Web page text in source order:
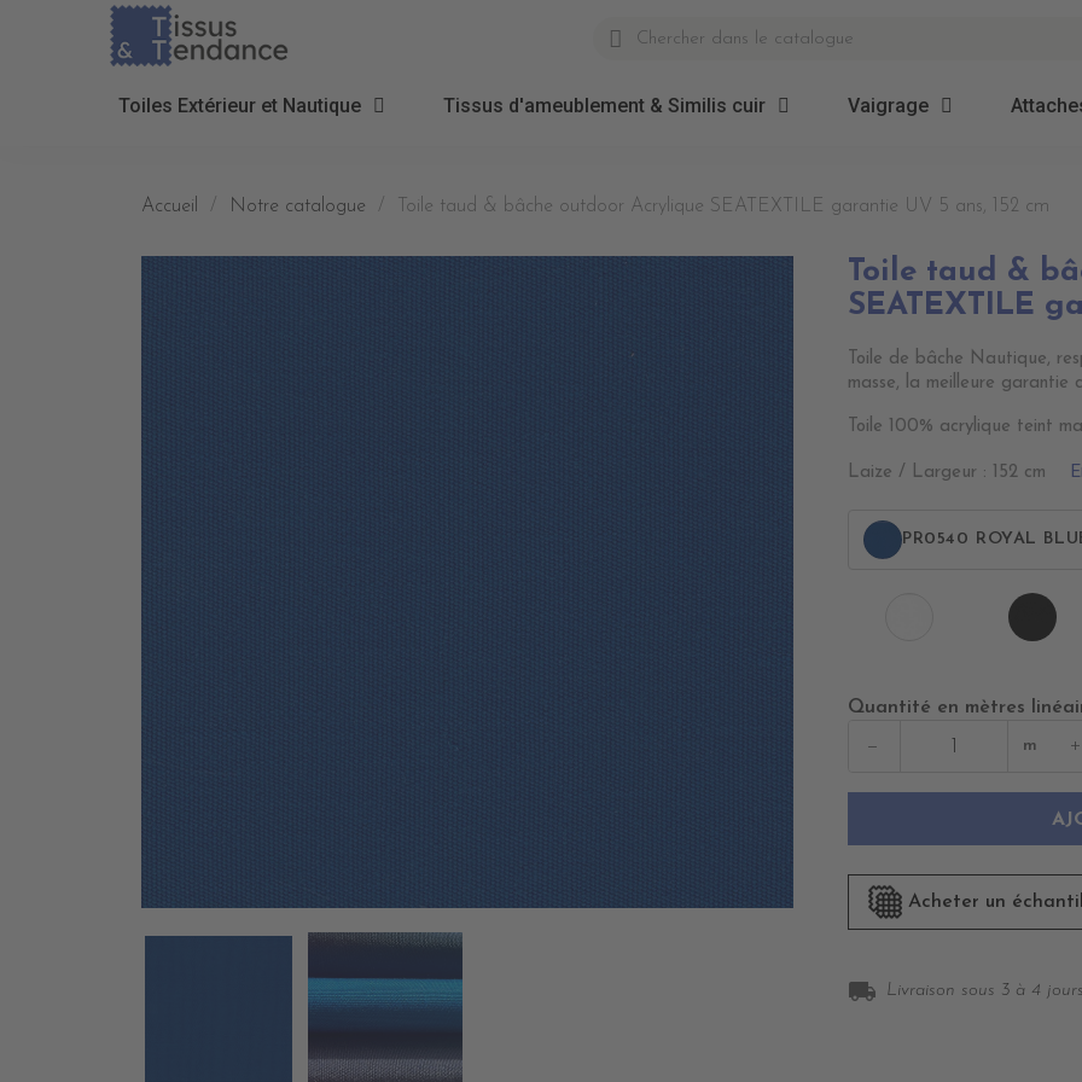
Toiles Extérieur et Nautique Tissus d'ameublement & Similis cuir Vaigrage
Accueil Notre catalogue Toile taud & bâche outdoor Acrylique SEATEXTILE garantie UV 5 ans, 152 cm
Toile taud &
SEATEXTILE
Toile de bâche Nautique,
masse, la meilleure garantie
Toile 100% acrylique teint
Laize / Largeur : 152 cm
PR0540 ROYAL
Quantité en mètres
− m +
Acheter un
local_shipping Livraison sous 3 à 4